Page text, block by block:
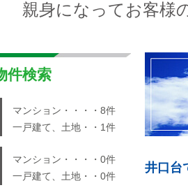
親身になってお客様
件検索
マンション・・・・8件
一戸建て、土地・・1件
マンション・・・・0件
一戸建て、土地・・0件
井口台